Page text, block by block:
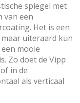
spiegel met
van een
Het is een
uiteraard kun
mooie
Zo doet de Vipp
in de
als verticaal